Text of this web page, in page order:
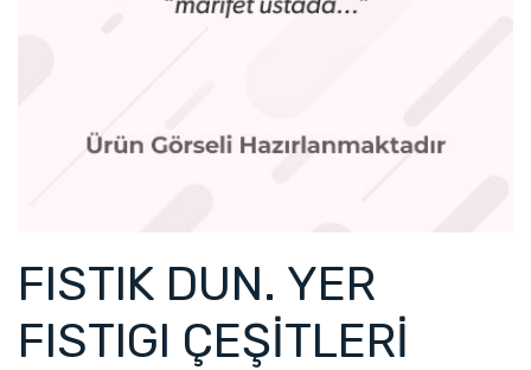
FISTIK DUN. YER
FISTIGI ÇEŞİTLERİ